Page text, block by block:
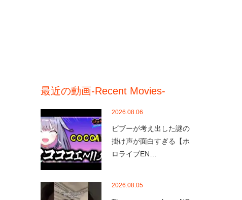
最近の動画-Recent Movies-
2026.08.06
ビブーが考え出した謎の
掛け声が面白すぎる【ホ
ロライブEN…
2026.08.05